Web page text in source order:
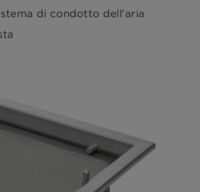
di condotto dell'aria